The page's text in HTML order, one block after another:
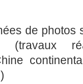
de photos
(travaux